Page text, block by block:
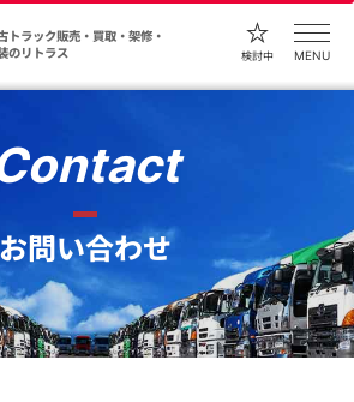
トラック販売・買取・架修・
のリトラス
検討中 MENU
お問い合わせ